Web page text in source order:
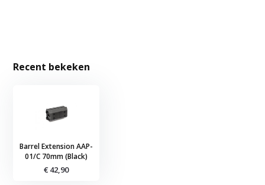
Recent bekeken
Barrel Extension AAP-
01/C 70mm (Black)
€ 42,90